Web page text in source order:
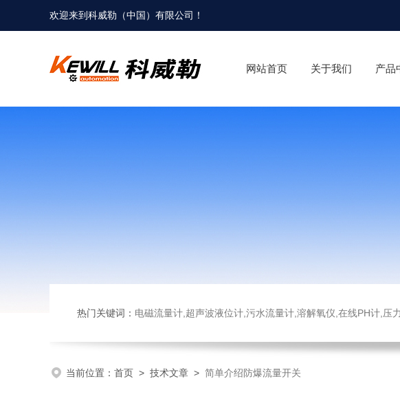
欢迎来到科威勒（中国）有限公司！
网站首页 关于我们 产品
热门关键词： 电磁流量计,超声波液位计,污水流量计,溶解氧仪,在线PH计,压
当前位置： 首页 > 技术文章 > 简单介绍防爆流量开关